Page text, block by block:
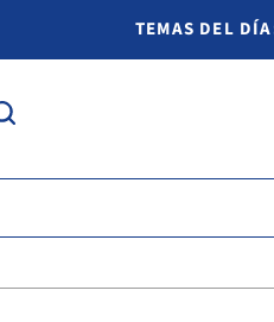
TEMAS DEL